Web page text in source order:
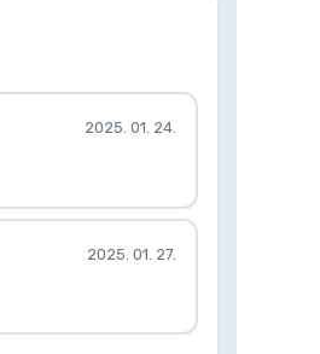
2025. 01. 24.
2025. 01. 27.